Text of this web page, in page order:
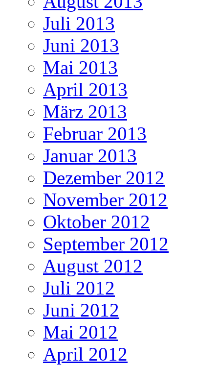
Juli 2013
Juni 2013
Mai 2013
April 2013
März 2013
Februar 2013
Januar 2013
Dezember 2012
November 2012
Oktober 2012
September 2012
August 2012
Juli 2012
Juni 2012
Mai 2012
April 2012